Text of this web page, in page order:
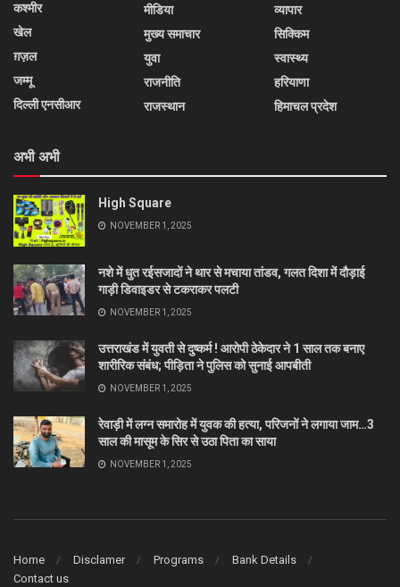
कश्मीर
खेल
ग़ज़ल
जम्मू
दिल्ली एनसीआर
मीडिया
मुख्य समाचार
युवा
राजनीति
राजस्थान
व्यापार
सिक्किम
स्वास्थ्य
हरियाणा
हिमाचल प्रदेश
अभी अभी
High Square
NOVEMBER 1, 2025
नशे में धुत रईसजादों ने थार से मचाया तांडव, गलत दिशा में दौड़ाई
गाड़ी डिवाइडर से टकराकर पलटी
NOVEMBER 1, 2025
उत्तराखंड में युवती से दुष्कर्म ! आरोपी ठेकेदार ने 1 साल तक बनाए
शारीरिक संबंध; पीड़िता ने पुलिस को सुनाई आपबीती
NOVEMBER 1, 2025
रेवाड़ी में लग्न समारोह में युवक की हत्या, परिजनों ने लगाया जाम…3
साल की मासूम के सिर से उठा पिता का साया
NOVEMBER 1, 2025
Home Disclamer Programs
Bank Details
Contact us